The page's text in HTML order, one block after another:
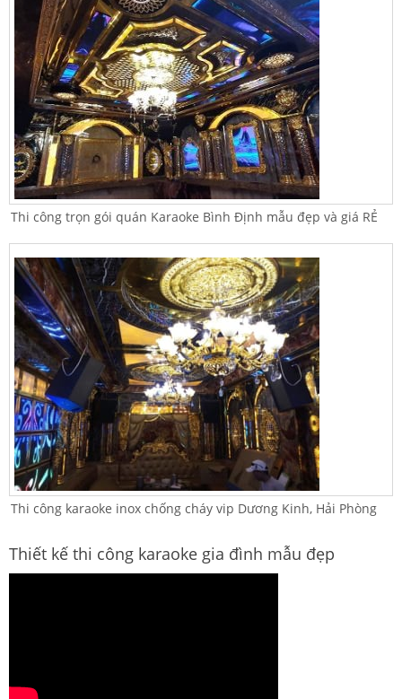
Thi công trọn gói quán Karaoke Bình Định mẫu đẹp và giá RẺ
Thi công karaoke inox chống cháy vip Dương Kinh, Hải Phòng
Thiết kế thi công karaoke gia đình mẫu đẹp